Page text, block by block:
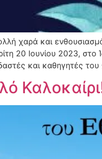
χαρά και
20 Ιουνίου 2023,
και καθηγητές